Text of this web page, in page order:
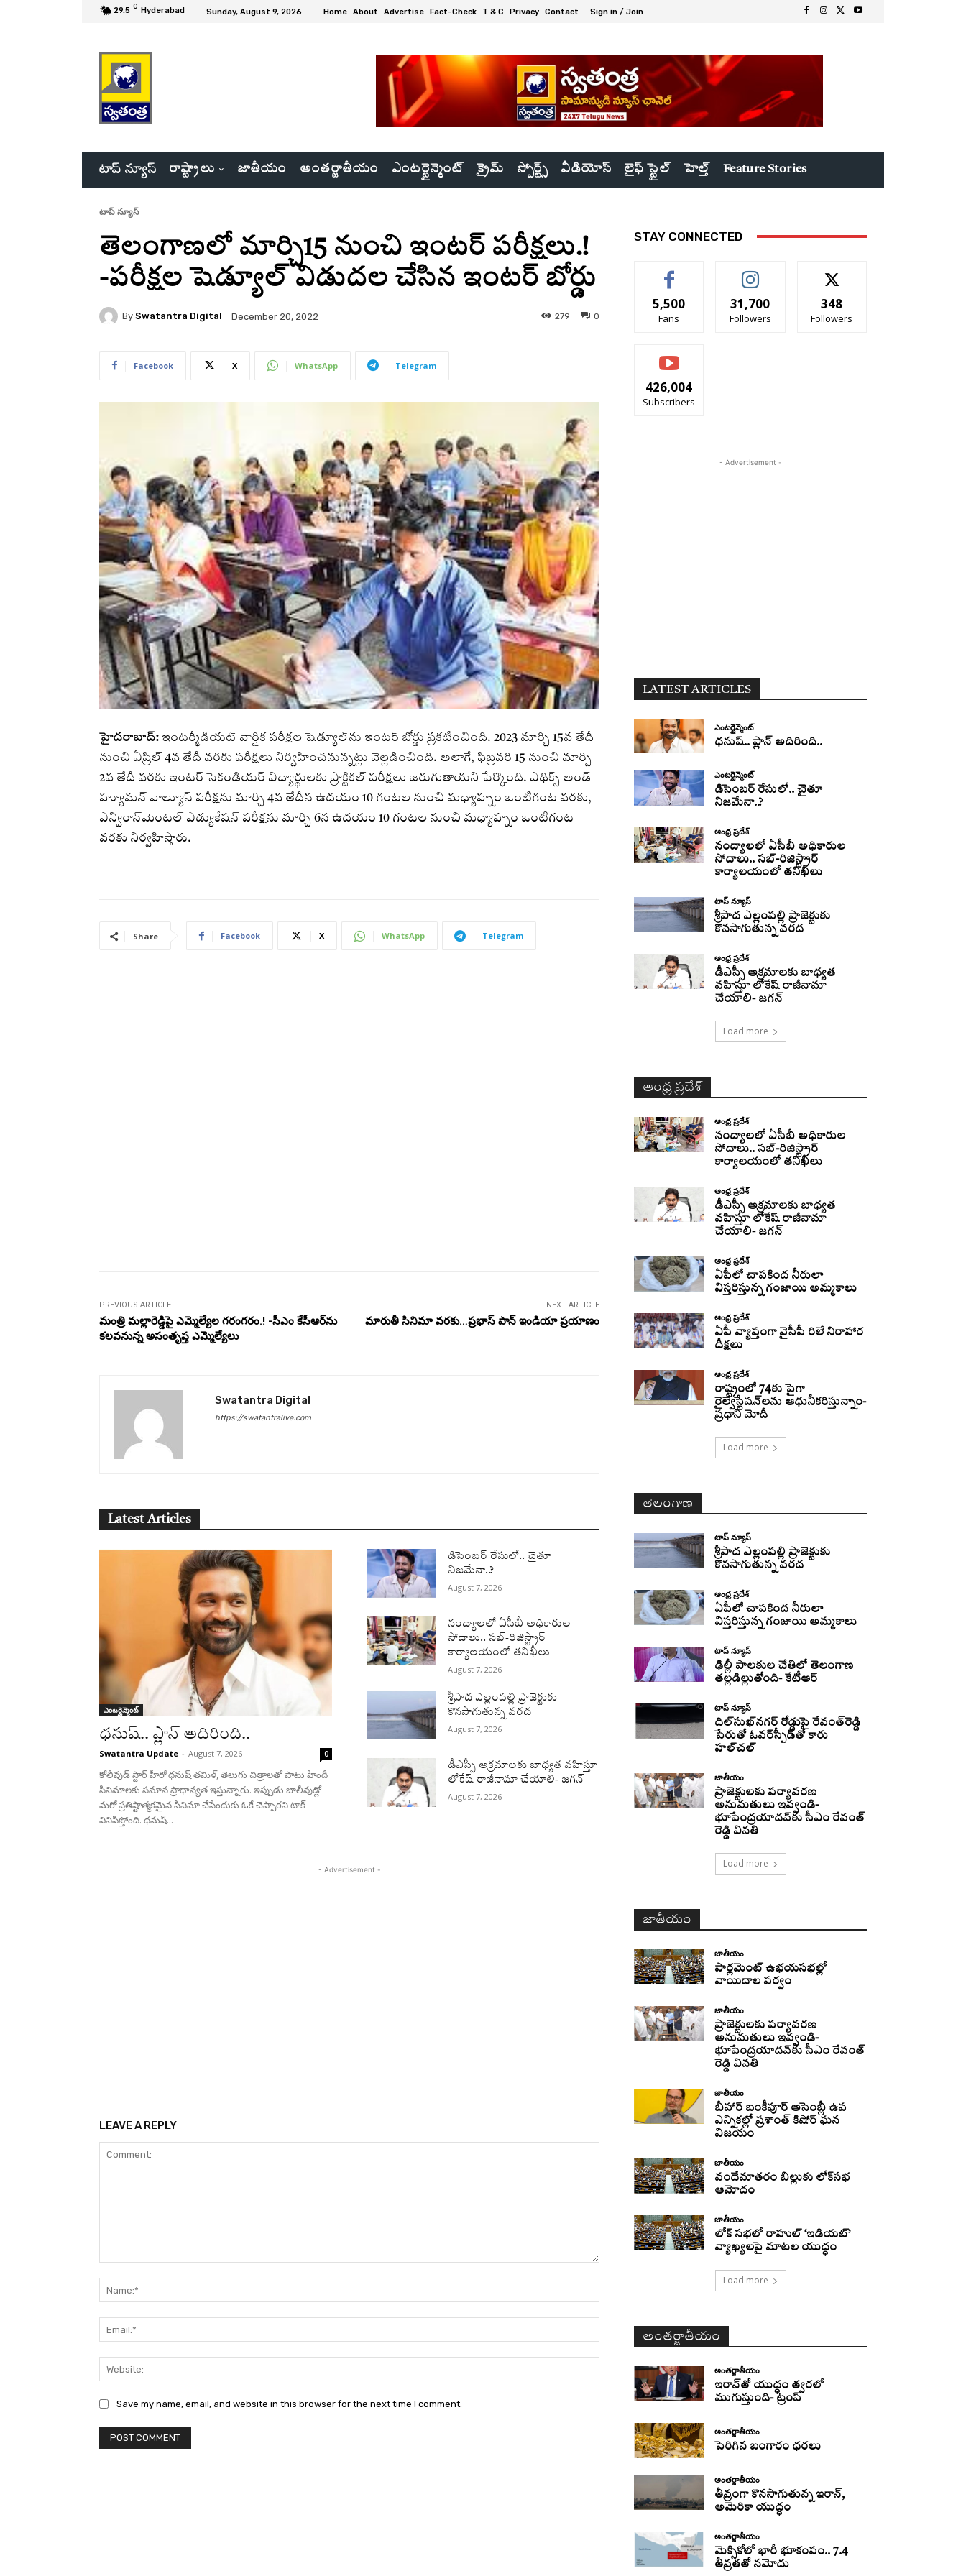
29.5 C Hyderabad Sunday, August 9, 2026 Home About Advertise Fact-Check T & C Privacy Contact Sign in / Join
టాప్ న్యూస్ రాష్ట్రాలు జాతీయం అంతర్జాతీయం ఎంటర్టైన్మెంట్ క్రైమ్ స్పోర్ట్స్ వీడియోస్ లైఫ్ స్టైల్ హెల్త్ Feature Stories
టాప్ న్యూస్
తెలంగాణలో మార్చి15 నుంచి ఇంటర్‌ పరీక్షలు.!
-పరీక్షల షెడ్యూల్ విడుదల చేసిన ఇంటర్‌ బోర్డు
By Swatantra Digital December 20, 2022 0
279
Facebook X WhatsApp Telegram
హైదరాబాద్‌: ఇంటర్మీడియట్‌ వార్షిక పరీక్షల షెడ్యూల్‌ను ఇంటర్‌ బోర్డు ప్రకటించింది. 2023 మార్చి 15వ తేదీ
నుంచి ఏప్రిల్‌ 4వ తేదీ వరకు పరీక్షలు నిర్వహించనున్నట్లు వెల్లడించింది. అలాగే, ఫిబ్రవరి 15 నుంచి మార్చి
2వ తేదీ వరకు ఇంటర్‌ సెకండియర్‌ విద్యార్థులకు ప్రాక్టికల్‌ పరీక్షలు జరుగుతాయని పేర్కొంది. ఎథిక్స్‌ అండ్‌
హ్యూమన్‌ వాల్యూస్‌ పరీక్షను మార్చి 4వ తేదీన ఉదయం 10 గంటల నుంచి మధ్యాహ్నం ఒంటిగంట వరకు,
ఎన్విరాన్‌మెంటల్‌ ఎడ్యుకేషన్‌ పరీక్షను మార్చి 6న ఉదయం 10 గంటల నుంచి మధ్యాహ్నం ఒంటిగంట
వరకు నిర్వహిస్తారు.
Share Facebook X WhatsApp Telegram
PREVIOUS ARTICLE
మంత్రి మల్లారెడ్డిపై ఎమ్మెల్యేల గరంగరం.! -సీఎం కేసీఆర్‌ను
కలవనున్న అసంతృప్త ఎమ్మెల్యేలు
NEXT ARTICLE
మారుతీ సినిమా వరకు…ప్రభాస్ పాన్ ఇండియా ప్రయాణం
Swatantra Digital
https://swatantralive.com
Latest Articles
ఎంటర్టైన్మెంట్
ధనుష్‌.. ప్లాన్ అదిరింది..
Swatantra Update - August 7, 2026 0
కోలీవుడ్ స్టార్ హీరో ధనుష్ తమిళ్, తెలుగు చిత్రాలతో పాటు హిందీ
సినిమాలకు సమాన ప్రాధాన్యత ఇస్తున్నారు. ఇప్పుడు బాలీవుడ్లో
మరో ప్రతిష్టాత్మకమైన సినిమా చేసేందుకు ఓకే చెప్పారని టాక్
వినిపిస్తోంది. ధనుష్...
డిసెంబర్ రేసులో.. చైతూ
నిజమేనా..?
August 7, 2026
నంద్యాలలో ఏసీబీ అధికారుల
సోదాలు.. సబ్-రిజిస్ట్రార్
కార్యాలయంలో తనిఖీలు
August 7, 2026
శ్రీపాద ఎల్లంపల్లి ప్రాజెక్టుకు
కొనసాగుతున్న వరద
August 7, 2026
డీఎస్సీ అక్రమాలకు బాధ్యత వహిస్తూ
లోకేష్‌ రాజీనామా చేయాలి- జగన్
August 7, 2026
- Advertisement -
LEAVE A REPLY
Save my name, email, and website in this browser for the next time I comment.
STAY CONNECTED
5,500
Fans
31,700
Followers
348
Followers
426,004
Subscribers
- Advertisement -
LATEST ARTICLES
ఎంటర్టైన్మెంట్
ధనుష్‌.. ప్లాన్ అదిరింది..
ఎంటర్టైన్మెంట్
డిసెంబర్ రేసులో.. చైతూ
నిజమేనా..?
ఆంధ్ర ప్రదేశ్
నంద్యాలలో ఏసీబీ అధికారుల
సోదాలు.. సబ్-రిజిస్ట్రార్
కార్యాలయంలో తనిఖీలు
టాప్ న్యూస్
శ్రీపాద ఎల్లంపల్లి ప్రాజెక్టుకు
కొనసాగుతున్న వరద
ఆంధ్ర ప్రదేశ్
డీఎస్సీ అక్రమాలకు బాధ్యత
వహిస్తూ లోకేష్‌ రాజీనామా
చేయాలి- జగన్
Load more
ఆంధ్ర ప్రదేశ్
ఆంధ్ర ప్రదేశ్
నంద్యాలలో ఏసీబీ అధికారుల
సోదాలు.. సబ్-రిజిస్ట్రార్
కార్యాలయంలో తనిఖీలు
ఆంధ్ర ప్రదేశ్
డీఎస్సీ అక్రమాలకు బాధ్యత
వహిస్తూ లోకేష్‌ రాజీనామా
చేయాలి- జగన్
ఆంధ్ర ప్రదేశ్
ఏపీలో చాపకింద నీరులా
విస్తరిస్తున్న గంజాయి అమ్మకాలు
ఆంధ్ర ప్రదేశ్
ఏపీ వ్యాప్తంగా వైసీపీ రిలే నిరాహార
దీక్షలు
ఆంధ్ర ప్రదేశ్
రాష్ట్రంలో 74కు పైగా
రైల్వేస్టేషన్‌లను ఆధునీకరిస్తున్నాం-
ప్రధాని మోదీ
Load more
తెలంగాణ
టాప్ న్యూస్
శ్రీపాద ఎల్లంపల్లి ప్రాజెక్టుకు
కొనసాగుతున్న వరద
ఆంధ్ర ప్రదేశ్
ఏపీలో చాపకింద నీరులా
విస్తరిస్తున్న గంజాయి అమ్మకాలు
టాప్ న్యూస్
ఢిల్లీ పాలకుల చేతిలో తెలంగాణ
తల్లడిల్లుతోంది- కేటీఆర్
టాప్ న్యూస్
దిల్‌సుఖ్‌నగర్‌ రోడ్డుపై రేవంత్‌రెడ్డి
పేరుతో ఓవర్‌స్పీడ్‌తో కారు
హల్‌చల్‌
జాతీయం
ప్రాజెక్టులకు పర్యావరణ
అనుమతులు ఇవ్వండి-
భూపేంద్రయాదవ్‌కు సీఎం రేవంత్‌
రెడ్డి వినతి
Load more
జాతీయం
జాతీయం
పార్లమెంట్ ఉభయసభల్లో
వాయిదాల పర్వం
జాతీయం
ప్రాజెక్టులకు పర్యావరణ
అనుమతులు ఇవ్వండి-
భూపేంద్రయాదవ్‌కు సీఎం రేవంత్‌
రెడ్డి వినతి
జాతీయం
బీహార్ బంకీపూర్ అసెంబ్లీ ఉప
ఎన్నికల్లో ప్రశాంత్ కిషోర్ ఘన
విజయం
జాతీయం
వందేమాతరం బిల్లుకు లోక్‌సభ
ఆమోదం
జాతీయం
లోక్ సభలో రాహుల్ ‘ఇడియట్’
వ్యాఖ్యలపై మాటల యుద్ధం
Load more
అంతర్జాతీయం
అంతర్జాతీయం
ఇరాన్‌తో యుద్ధం త్వరలో
ముగుస్తుంది- ట్రంప్‌
అంతర్జాతీయం
పెరిగిన బంగారం ధరలు
అంతర్జాతీయం
తీవ్రంగా కొనసాగుతున్న ఇరాన్‌,
అమెరికా యుద్ధం
అంతర్జాతీయం
మెక్సికోలో భారీ భూకంపం.. 7.4
తీవ్రతతో నమోదు